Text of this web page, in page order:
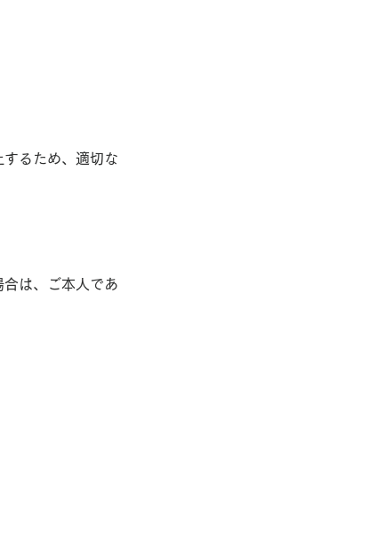
るため、適切な
は、ご本人であ